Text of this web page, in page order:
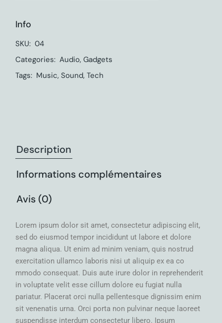
Info
SKU: 04
Categories: Audio,Gadgets
Tags: Music,Sound,Tech
Description
Informations complémentaires
Avis (0)
Lorem ipsum dolor sit amet, consectetur adipiscing elit,
sed do eiusmod tempor incididunt ut labore et dolore
magna aliqua. Ut enim ad minim veniam, quis nostrud
exercitation ullamco laboris nisi ut aliquip ex ea co
mmodo consequat. Duis aute irure dolor in reprehenderit
in voluptate velit esse cillum dolore eu fugiat nulla
pariatur. Placerat orci nulla pellentesque dignissim enim
sit venenatis urna. Orci porta non pulvinar neque laoreet
suspendisse interdum consectetur libero. Ipsum